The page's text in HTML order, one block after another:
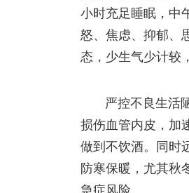
小时充足睡眠，中
怒、焦虑、抑郁、
态，少生气少计较
严控不良生活
损伤血管内皮，加
做到不饮酒。同时
防寒保暖，尤其秋